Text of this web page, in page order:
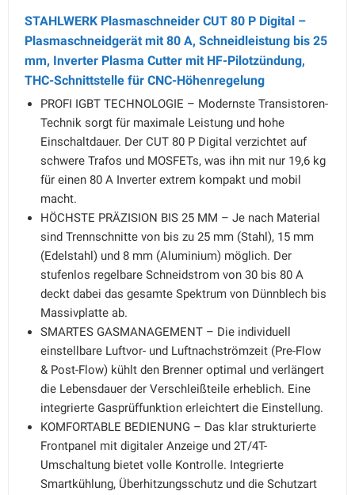
STAHLWERK Plasmaschneider CUT 80 P Digital –
Plasmaschneidgerät mit 80 A, Schneidleistung bis 25
mm, Inverter Plasma Cutter mit HF-Pilotzündung,
THC-Schnittstelle für CNC-Höhenregelung
PROFI IGBT TECHNOLOGIE – Modernste Transistoren-
Technik sorgt für maximale Leistung und hohe
Einschaltdauer. Der CUT 80 P Digital verzichtet auf
schwere Trafos und MOSFETs, was ihn mit nur 19,6 kg
für einen 80 A Inverter extrem kompakt und mobil
macht.
HÖCHSTE PRÄZISION BIS 25 MM – Je nach Material
sind Trennschnitte von bis zu 25 mm (Stahl), 15 mm
(Edelstahl) und 8 mm (Aluminium) möglich. Der
stufenlos regelbare Schneidstrom von 30 bis 80 A
deckt dabei das gesamte Spektrum von Dünnblech bis
Massivplatte ab.
SMARTES GASMANAGEMENT – Die individuell
einstellbare Luftvor- und Luftnachströmzeit (Pre-Flow
& Post-Flow) kühlt den Brenner optimal und verlängert
die Lebensdauer der Verschleißteile erheblich. Eine
integrierte Gasprüffunktion erleichtert die Einstellung.
KOMFORTABLE BEDIENUNG – Das klar strukturierte
Frontpanel mit digitaler Anzeige und 2T/4T-
Umschaltung bietet volle Kontrolle. Integrierte
Smartkühlung, Überhitzungsschutz und die Schutzart